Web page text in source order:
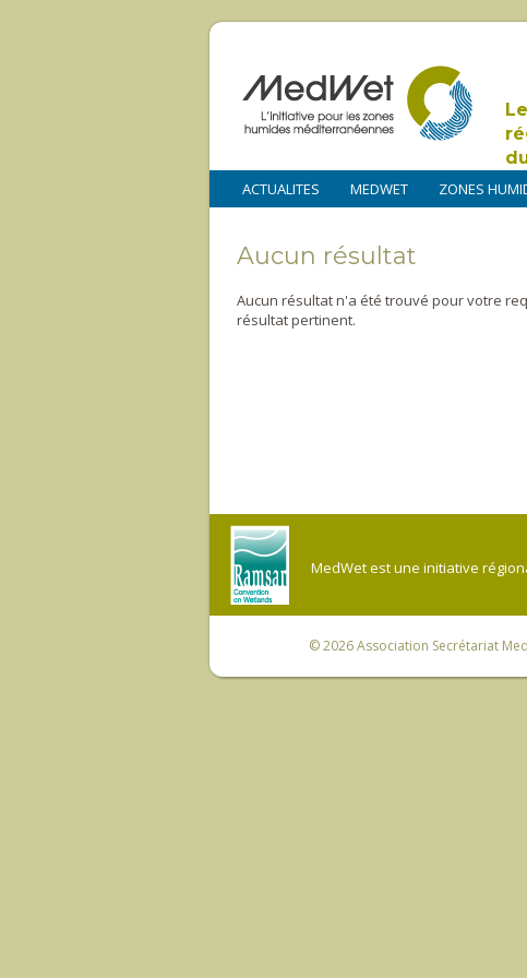
ACTUALITES MEDWET ZONES
Aucun résultat
Aucun résultat n'a été trouvé pour votre
résultat pertinent.
MedWet est une initiative
© 2026Association Secrétariat